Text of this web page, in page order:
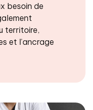
besoin de
territoire,
et l’ancrage